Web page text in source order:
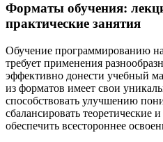
Форматы обучения:
практические занятия
Обучение программированию на
требует применения
эффективно донести учебный
из форматов имеет свои
способствовать улучшению
сбалансировать теоретические
обеспечить всестороннее